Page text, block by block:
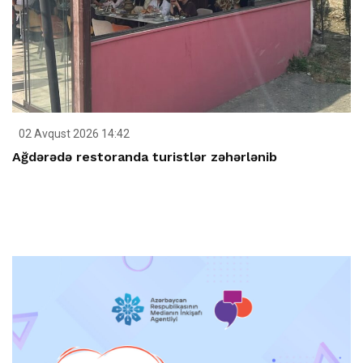
02 Avqust 2026 14:42
Ağdərədə restoranda turistlər zəhərlənib